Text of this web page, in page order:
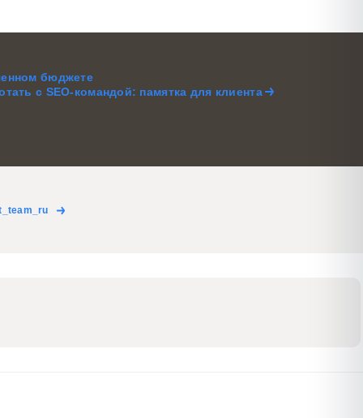
бюджете
с SEO-командой: памятка для клиента